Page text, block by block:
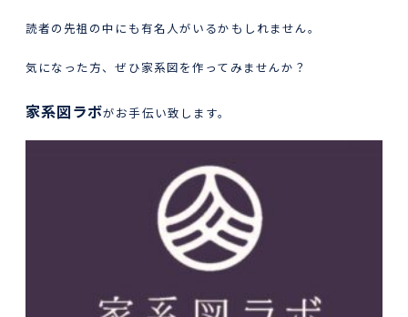
読者の先祖の中にも有名人がいるかもしれません。
気になった方、ぜひ家系図を作ってみませんか？
家系図ラボがお手伝い致します。